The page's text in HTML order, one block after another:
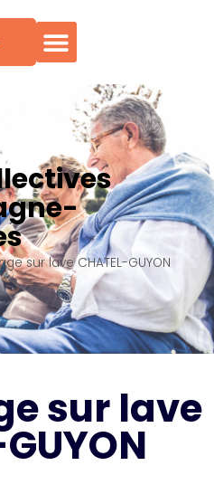
sur lave CHATEL-GUYON
sur lave